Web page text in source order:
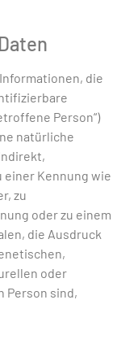
die
Person“)
natürliche
Kennung wie
zu
oder zu einem
die Ausdruck
oder
Person sind,